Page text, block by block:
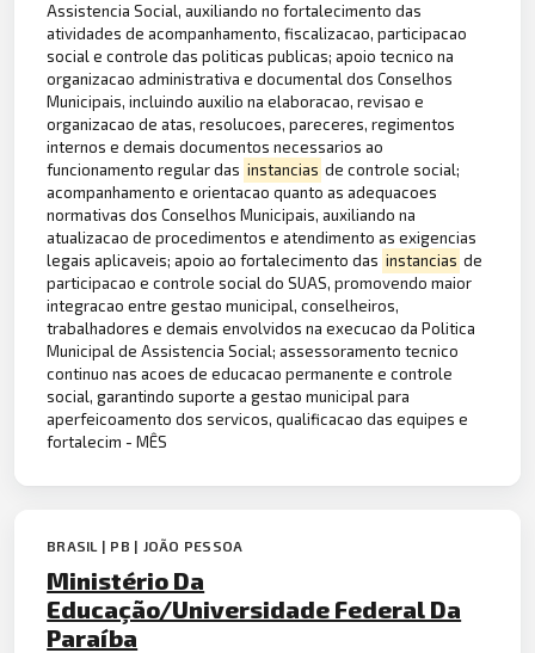
Assistencia Social, auxiliando no fortalecimento das
atividades de acompanhamento, fiscalizacao, participacao
social e controle das politicas publicas; apoio tecnico na
organizacao administrativa e documental dos Conselhos
Municipais, incluindo auxilio na elaboracao, revisao e
organizacao de atas, resolucoes, pareceres, regimentos
internos e demais documentos necessarios ao
funcionamento regular das instancias de controle social;
acompanhamento e orientacao quanto as adequacoes
normativas dos Conselhos Municipais, auxiliando na
atualizacao de procedimentos e atendimento as exigencias
legais aplicaveis; apoio ao fortalecimento das instancias de
participacao e controle social do SUAS, promovendo maior
integracao entre gestao municipal, conselheiros,
trabalhadores e demais envolvidos na execucao da Politica
Municipal de Assistencia Social; assessoramento tecnico
continuo nas acoes de educacao permanente e controle
social, garantindo suporte a gestao municipal para
aperfeicoamento dos servicos, qualificacao das equipes e
fortalecim - MÊS
BRASIL | PB | JOÃO PESSOA
Ministério Da
Educação/Universidade Federal Da
Paraíba